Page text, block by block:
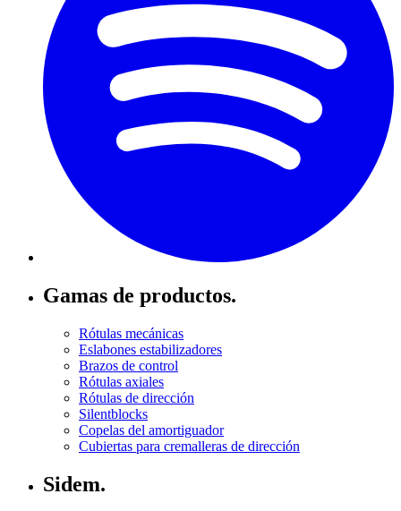
Gamas de productos.
Rótulas mecánicas
Eslabones estabilizadores
Brazos de control
Rótulas axiales
Rótulas de dirección
Silentblocks
Copelas del amortiguador
Cubiertas para cremalleras de dirección
Sidem.